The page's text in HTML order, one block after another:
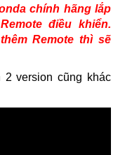
chính hãng lắp
điều khiển.
Remote thì sẽ
version cũng khác